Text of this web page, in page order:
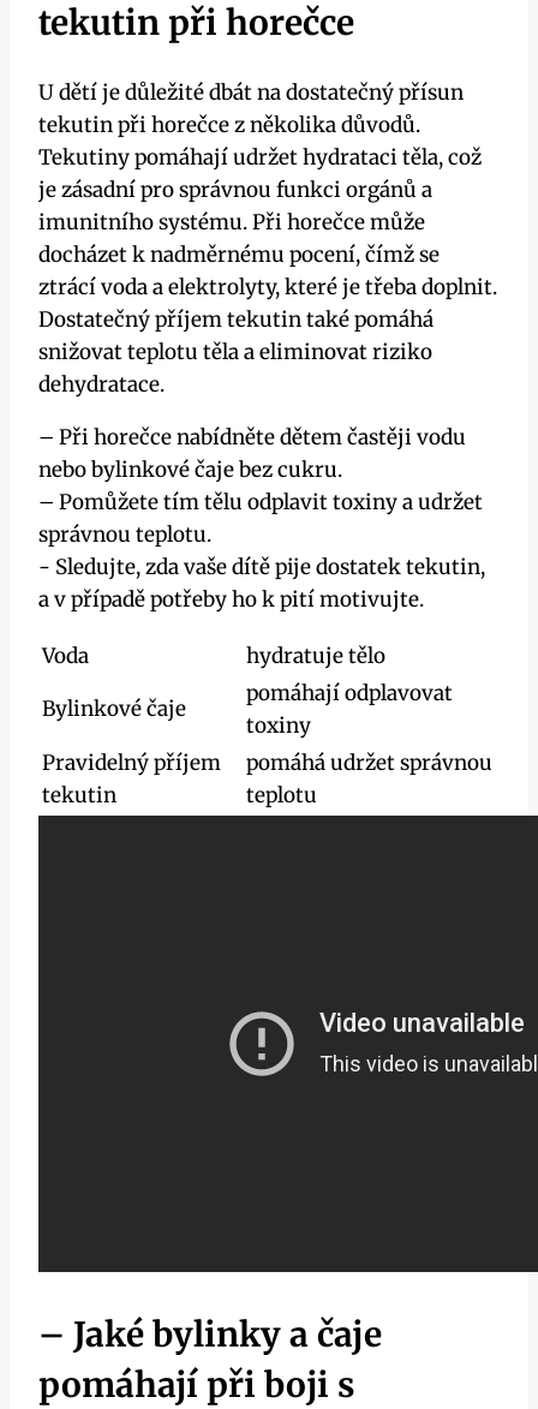
tekutin při ⁣horečce
U‍ dětí je důležité dbát ⁤na dostatečný přísun
⁢tekutin při ​horečce z několika‌ důvodů. ​
Tekutiny pomáhají ⁢udržet hydrataci těla,⁣ což
‌je zásadní pro správnou funkci⁢ orgánů a
imunitního systému. Při horečce může
docházet k nadměrnému pocení, čímž‍ se
ztrácí voda‍ a elektrolyty,‌ které je třeba ⁢doplnit.
Dostatečný příjem tekutin také ​pomáhá
⁢snižovat teplotu ‍těla a eliminovat​ riziko
dehydratace.
– ​Při horečce nabídněte dětem častěji vodu
‍nebo⁢ bylinkové čaje bez cukru.
– Pomůžete tím tělu odplavit ‍toxiny⁤ a udržet
správnou teplotu.
-⁣ Sledujte, zda vaše dítě ‌pije ‍dostatek tekutin,
a v ⁣případě potřeby ho k⁢ pití motivujte.
Voda
hydratuje⁢ tělo
Bylinkové čaje
pomáhají odplavovat
toxiny
Pravidelný ​příjem
tekutin
pomáhá udržet správnou
teplotu
– Jaké bylinky a čaje
pomáhají při boji s